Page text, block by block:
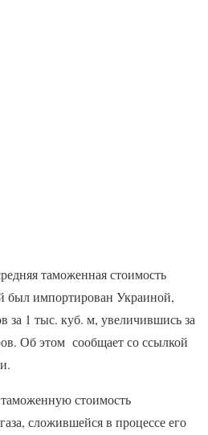
таможенная стоимость
был импортирован Украиной,
за 1 тыс. куб. м, увеличившись за
Об этом сообщает со ссылкой
стоимость
сложившейся в процессе его